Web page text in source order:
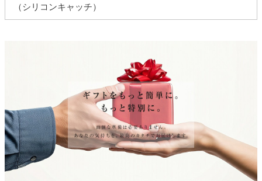
（シリコンキャッチ）